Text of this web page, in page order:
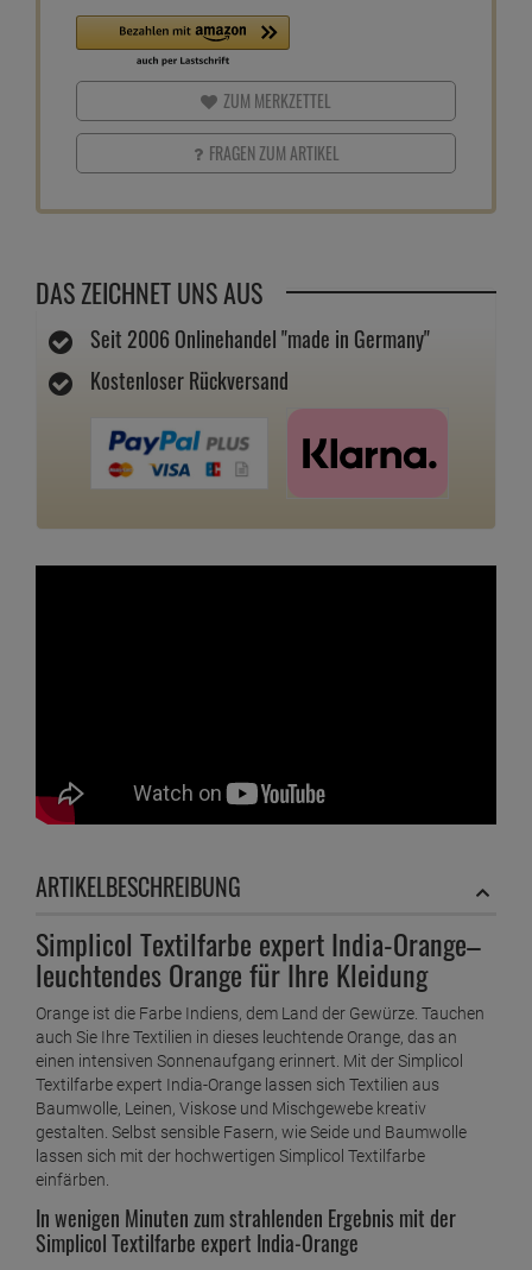
ZUM MERKZETTEL
FRAGEN ZUM ARTIKEL
DAS ZEICHNET UNS AUS
Seit 2006 Onlinehandel "made in Germany"
Kostenloser Rückversand
ARTIKELBESCHREIBUNG
Simplicol Textilfarbe expert India-Orange–
leuchtendes Orange für Ihre Kleidung
Orange ist die Farbe Indiens, dem Land der Gewürze. Tauchen
auch Sie Ihre Textilien in dieses leuchtende Orange, das an
einen intensiven Sonnenaufgang erinnert. Mit der Simplicol
Textilfarbe expert India-Orange lassen sich Textilien aus
Baumwolle, Leinen, Viskose und Mischgewebe kreativ
gestalten. Selbst sensible Fasern, wie Seide und Baumwolle
lassen sich mit der hochwertigen Simplicol Textilfarbe
einfärben.
In wenigen Minuten zum strahlenden Ergebnis mit der
Simplicol Textilfarbe expert India-Orange